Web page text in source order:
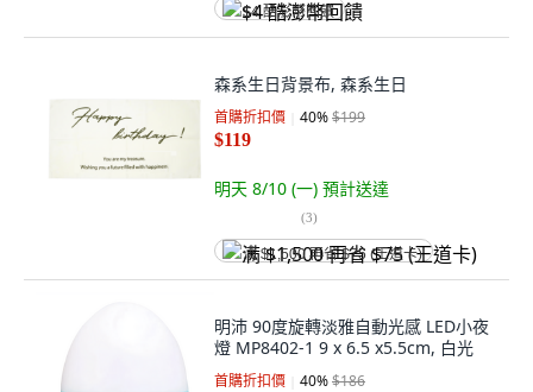
$4 酷澎幣回饋
森系生日背景布, 森系生日
首購折扣價 40%$199
$119
明天 8/10 (一) 預計送達
(3)
满 $1,500 再省 $75 (王道卡)
明沛 90度旋轉淡雅自動光感 LED小夜
燈 MP8402-1 9 x 6.5 x5.5cm, 白光
首購折扣價 40%$186